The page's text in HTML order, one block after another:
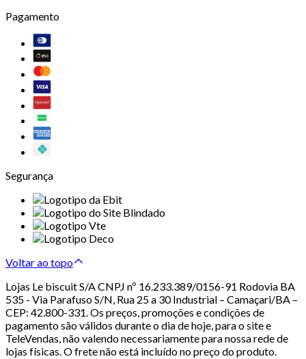
Pagamento
Segurança
Voltar ao topo
Lojas Le biscuit S/A CNPJ nº 16.233.389/0156-91 Rodovia BA
535 - Via Parafuso S/N, Rua 25 a 30 Industrial – Camaçari/BA –
CEP: 42.800-331. Os preços, promoções e condições de
pagamento são válidos durante o dia de hoje, para o site e
TeleVendas, não valendo necessariamente para nossa rede de
lojas físicas. O frete não está incluído no preço do produto.